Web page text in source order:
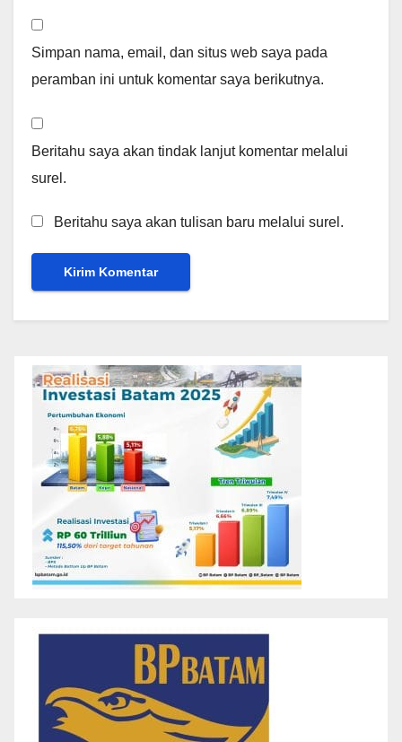
Simpan nama, email, dan situs web saya pada
peramban ini untuk komentar saya berikutnya.
Beritahu saya akan tindak lanjut komentar melalui
surel.
Beritahu saya akan tulisan baru melalui surel.